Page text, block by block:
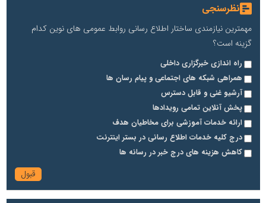
نظرسنجی
مهمترین نیازمندی ساختار اطلاع رسانی روابط عمومی های نوین کدام
گزینه است؟
راه اندازی خبرگزاری داخلی
همراهی شبکه های اجتماعی و پیام رسان ها
آرشیو غنی و قابل دسترس
پخش آنلاین تمامی رویدادها
ارائه خدمات آموزشی برای مخاطیان هدف
درج کلیه خدمات اطلاع رسانی در بستر اینترنت
کاهش هزینه های درج خبر در رسانه ها